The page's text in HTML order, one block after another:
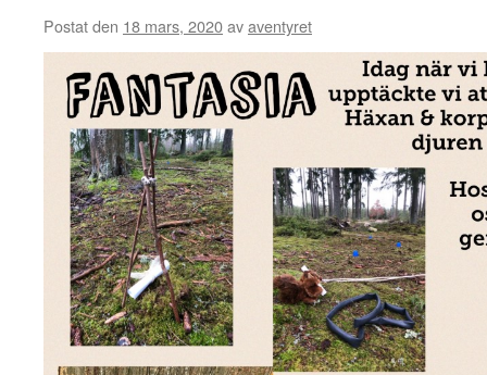
Postat den 18 mars, 2020avaventyret